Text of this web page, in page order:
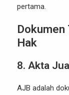
pertama.
Dokumen
Hak
8. Akta
AJB adalah